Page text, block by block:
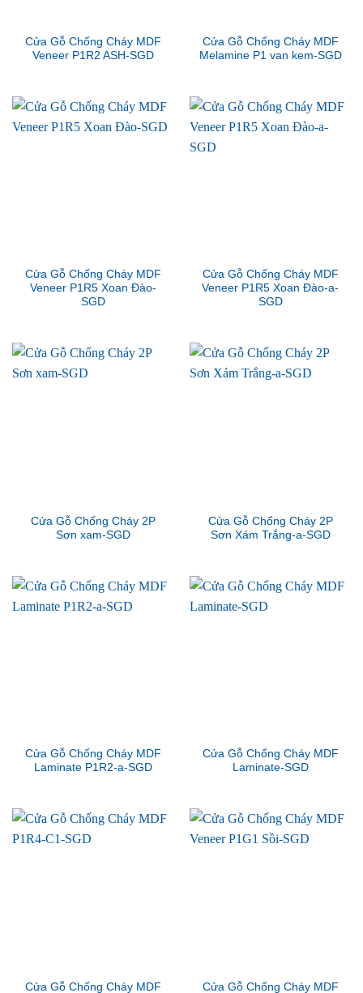
Cửa Gỗ Chống Cháy MDF
Veneer P1R2 ASH-SGD
Cửa Gỗ Chống Cháy MDF
Melamine P1 van kem-SGD
Cửa Gỗ Chống Cháy MDF
Veneer P1R5 Xoan Đào-
SGD
Cửa Gỗ Chống Cháy MDF
Veneer P1R5 Xoan Đào-a-
SGD
Cửa Gỗ Chống Cháy 2P
Sơn xam-SGD
Cửa Gỗ Chống Cháy 2P
Sơn Xám Trắng-a-SGD
Cửa Gỗ Chống Cháy MDF
Laminate P1R2-a-SGD
Cửa Gỗ Chống Cháy MDF
Laminate-SGD
Cửa Gỗ Chống Cháy MDF Cửa Gỗ Chống Cháy MDF